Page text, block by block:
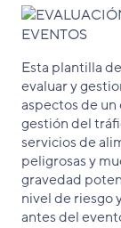
Esta plantilla
evaluar y
aspectos de un
gestión del
servicios de
peligrosas y
gravedad
nivel de riesgo
antes del